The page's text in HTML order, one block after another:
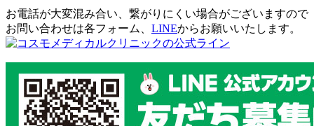
お電話が大変混み合い、繋がりにくい場合がございますので
お問い合わせは各フォーム、 LINEからお願いいたします。